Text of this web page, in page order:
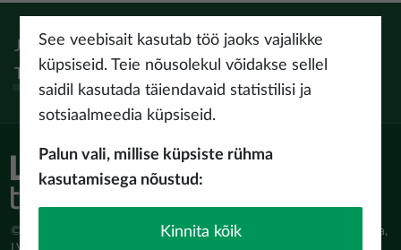
Jälgi:InstagramFacebookPinterestYoutubeThreads
Tiktok
© Latvijas Investīciju un attīstības aģentūra (LIAA) Pērses iela 2, Rīga,
See veebisait kasutab töö jaoks vajalikke
küpsiseid. Teie nõusolekul võidakse sellel
saidil kasutada täiendavaid statistilisi ja
sotsiaalmeedia küpsiseid.
Palun vali, millise küpsiste rühma
kasutamisega nõustud:
Kinnita kõik